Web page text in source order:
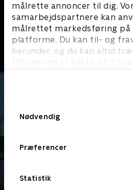
målrette annoncer til dig.
samarbejdspartnere kan
målrettet markedsføring på
platforme. Du kan til- og
herunder, og du kan altid
tilbage ved at klikke på
Nødvendig
Præferencer
Statistik
Syng med
Børneserier • 1 sæsoner